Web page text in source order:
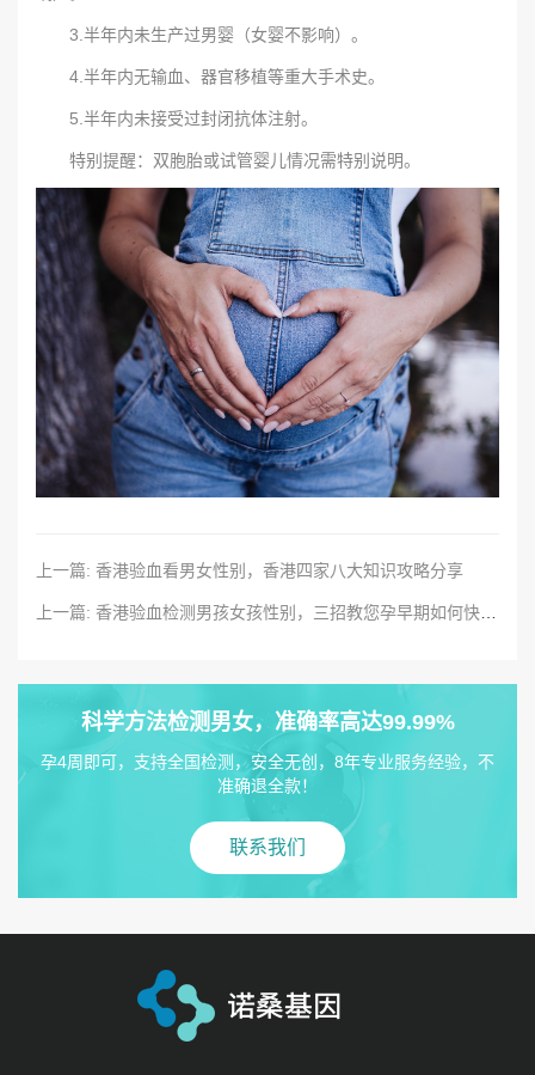
3.半年内未生产过男婴（女婴不影响）。
4.半年内无输血、器官移植等重大手术史。
5.半年内未接受过封闭抗体注射。
特别提醒：双胞胎或试管婴儿情况需特别说明。
上一篇: 香港验血看男女性别，香港四家八大知识攻略分享
科学方法检测男女，准确率高达99.99%
孕4周即可，支持全国检测，安全无创，8年专业服务经验，不
准确退全款！
联系我们